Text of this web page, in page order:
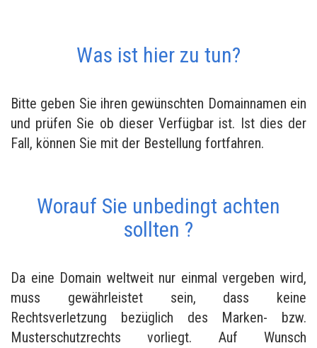
Was ist hier zu tun?
Bitte geben Sie ihren gewünschten Domainnamen ein
und prüfen Sie ob dieser Verfügbar ist. Ist dies der
Fall, können Sie mit der Bestellung fortfahren.
Worauf Sie unbedingt achten
sollten ?
Da eine Domain weltweit nur einmal vergeben wird,
muss gewährleistet sein, dass keine
Rechtsverletzung bezüglich des Marken- bzw.
Musterschutzrechts vorliegt. Auf Wunsch